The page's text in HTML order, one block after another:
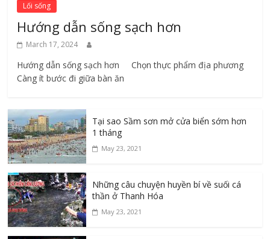
Lối sống
Hướng dẫn sống sạch hơn
March 17, 2024
Hướng dẫn sống sạch hơn Chọn thực phẩm địa phương ​
Càng ít bước đi giữa bàn ăn
Tại sao Sầm sơn mở cửa biển sớm hơn
1 tháng
May 23, 2021
Những câu chuyện huyền bí về suối cá
thần ở Thanh Hóa
May 23, 2021